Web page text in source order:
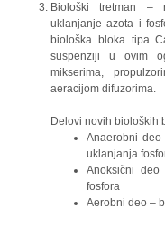
Biološki tretman –
uklanjanje azota i
biološka bloka tipa
suspenziji u ovim
mikserima,
aeracijom difuzorima.
Delovi novih bioloških
Anaerobni
uklanjanja
Anoksični
fosfora
Aerobni deo –